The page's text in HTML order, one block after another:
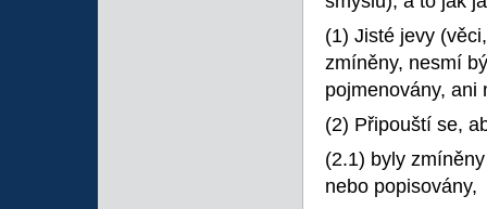
(1) Jisté jevy
zmíněny, nesmí
pojmenovány, ani
(2) Připouští se,
(2.1) byly
nebo popisovány,